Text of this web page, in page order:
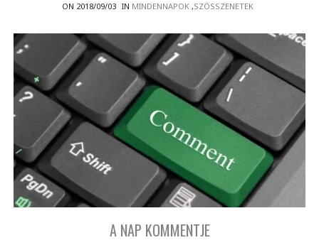
ON 2018/09/03 IN MINDENNAPOK ,SZÖSSZENETEK
A NAP KOMMENTJE